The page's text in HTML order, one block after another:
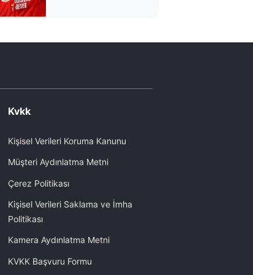
Kvkk
Kişisel Verileri Koruma Kanunu
Müşteri Aydınlatma Metni
Çerez Politikası
Kişisel Verileri Saklama ve İmha
Politikası
Kamera Aydınlatma Metni
KVKK Başvuru Formu